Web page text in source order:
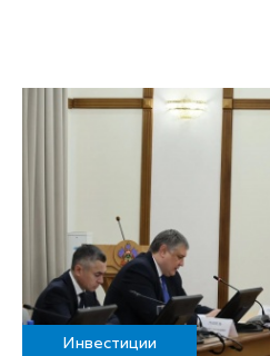
Инвестиции